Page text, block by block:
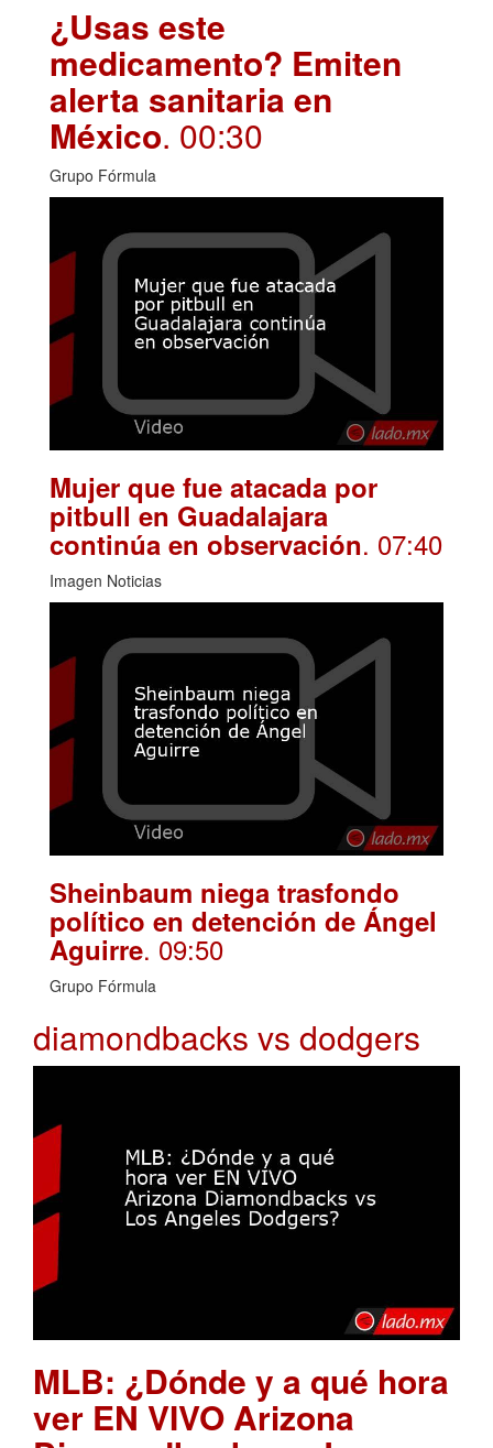
¿Usas este
medicamento? Emiten
alerta sanitaria en
México. 00:30
Grupo Fórmula
Mujer que fue atacada por
pitbull en Guadalajara
continúa en observación. 07:40
Imagen Noticias
Sheinbaum niega trasfondo
político en detención de Ángel
Aguirre. 09:50
Grupo Fórmula
diamondbacks vs dodgers
MLB: ¿Dónde y a qué hora
ver EN VIVO Arizona